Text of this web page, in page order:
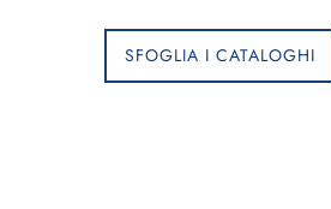
SFOGLIA I CATALOGHI